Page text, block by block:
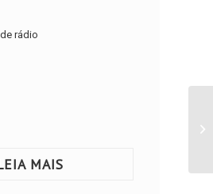
rádio
MAIS